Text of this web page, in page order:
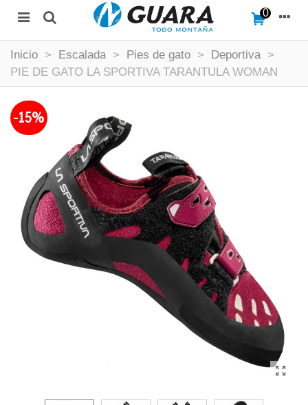
0
Inicio > Escalada > Pies de gato > Deportiva >
PIE DE GATO LA SPORTIVA TARANTULA WOMAN
-15%